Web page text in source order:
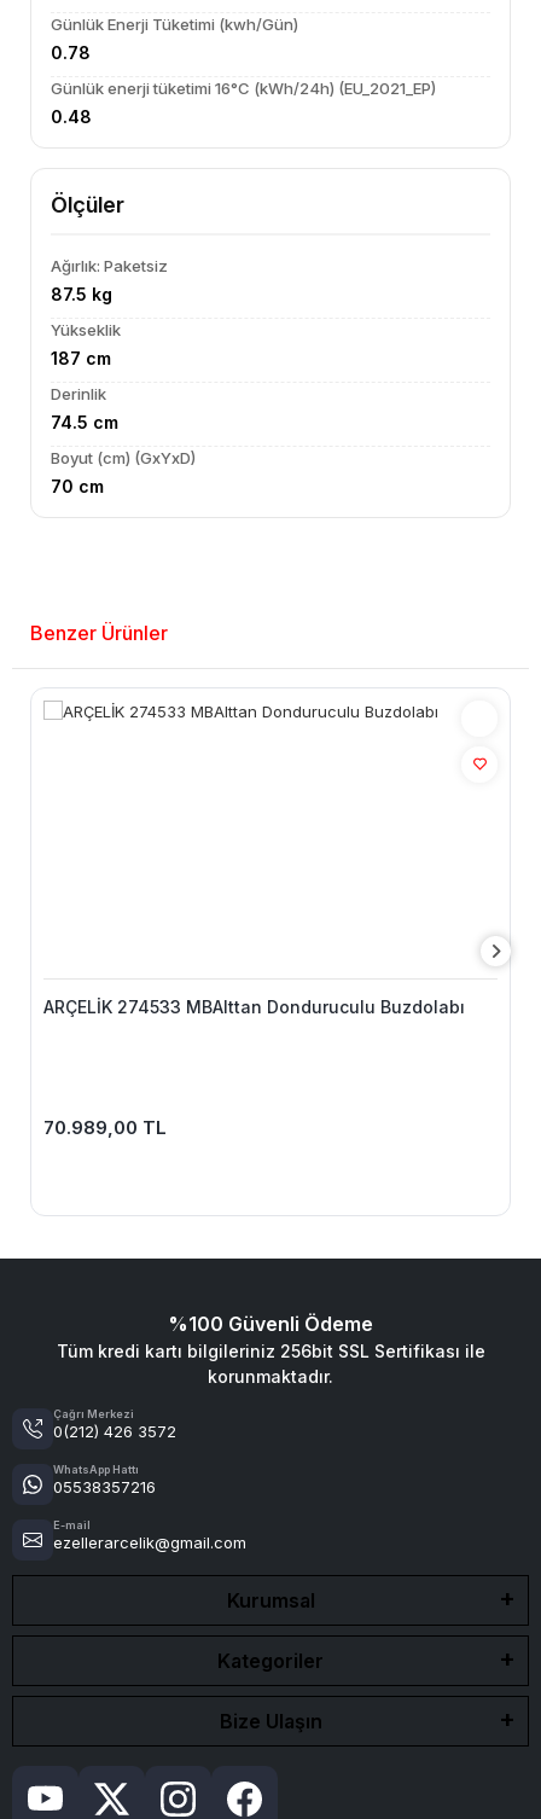
Günlük Enerji Tüketimi (kwh/Gün)
0.78
Günlük enerji tüketimi 16°C (kWh/24h) (EU_2021_EP)
0.48
Ölçüler
Ağırlık: Paketsiz
87.5 kg
Yükseklik
187 cm
Derinlik
74.5 cm
Boyut (cm) (GxYxD)
70 cm
Benzer Ürünler
ARÇELİK 274533 MBAlttan Donduruculu Buzdolabı
70.989,00 TL
%100 Güvenli Ödeme
Tüm kredi kartı bilgileriniz 256bit SSL Sertifikası ile
korunmaktadır.
Çağrı Merkezi
0(212) 426 3572
WhatsApp Hattı
05538357216
E-mail
ezellerarcelik@gmail.com
Kurumsal
Kategoriler
Bize Ulaşın